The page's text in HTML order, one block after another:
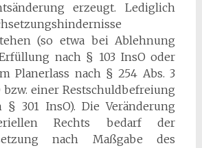
erzeugt. Lediglich
(so etwa bei Ablehnung
nach § 103 InsO oder
Planerlass nach § 254 Abs. 3
bzw. einer Restschuldbefreiung
§ 301 InsO). Die Veränderung
Rechts bedarf der
nach Maßgabe des